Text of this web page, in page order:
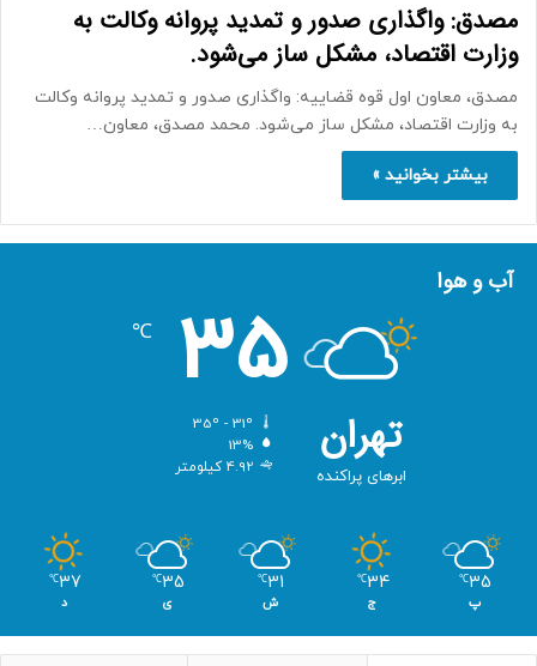
مصدق: واگذاری صدور و تمدید پروانه وکالت به
وزارت اقتصاد، مشکل ساز می‌شود.
مصدق، معاون اول قوه قضاییه: واگذاری صدور و تمدید پروانه وکالت
به وزارت اقتصاد، مشکل ساز می‌شود. محمد مصدق، معاون…
بیشتر بخوانید »
آب و هوا
تهران
ابرهای پراکنده
35
℃
13%
4.92 کیلومتر
35
℃
پ
34
℃
ج
31
℃
ش
35
℃
ی
37
℃
د